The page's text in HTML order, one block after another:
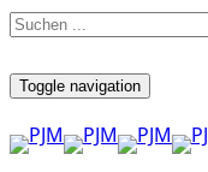
Toggle navigation